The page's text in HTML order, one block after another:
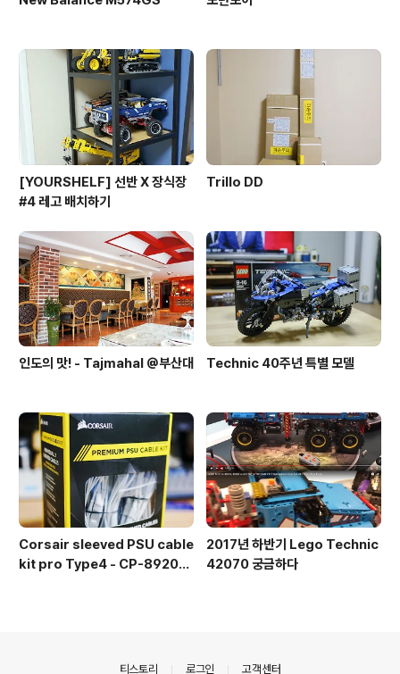
[YOURSHELF] 선반 X 장식장
#4 레고 배치하기
Trillo DD
인도의 맛! - Tajmahal @부산대 Technic 40주년 특별 모델
Corsair sleeved PSU cable
kit pro Type4 - CP-892015
2017년 하반기 Lego Technic
42070 궁금하다
티스토리 로그인 고객센터